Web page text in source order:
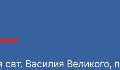
Василия Великого,